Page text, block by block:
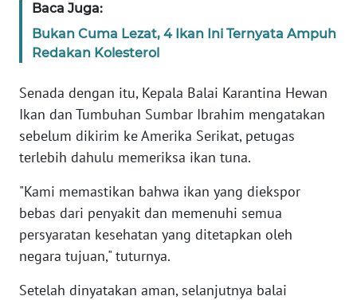
Baca Juga:
Bukan Cuma Lezat, 4 Ikan Ini Ternyata Ampuh
Redakan Kolesterol
Senada dengan itu, Kepala Balai Karantina Hewan
Ikan dan Tumbuhan Sumbar Ibrahim mengatakan
sebelum dikirim ke Amerika Serikat, petugas
terlebih dahulu memeriksa ikan tuna.
"Kami memastikan bahwa ikan yang diekspor
bebas dari penyakit dan memenuhi semua
persyaratan kesehatan yang ditetapkan oleh
negara tujuan," tuturnya.
Setelah dinyatakan aman, selanjutnya balai
PAPUA
BARAT
RIAU
SERAMBI
WN
WN
SULTRA